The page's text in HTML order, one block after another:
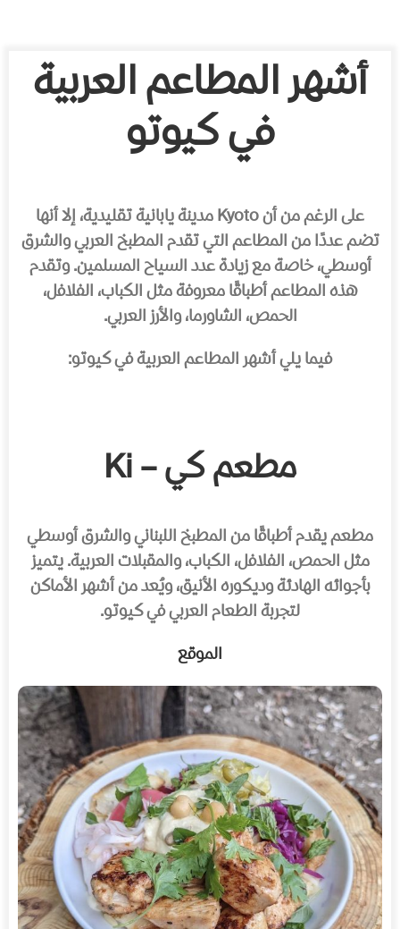
أشهر المطاعم العربية
في كيوتو
على الرغم من أن Kyoto مدينة يابانية تقليدية، إلا أنها
تضم عددًا من المطاعم التي تقدم المطبخ العربي والشرق
أوسطي، خاصة مع زيادة عدد السياح المسلمين. وتقدم
هذه المطاعم أطباقًا معروفة مثل الكباب، الفلافل،
الحمص، الشاورما، والأرز العربي.
فيما يلي أشهر المطاعم العربية في كيوتو:
مطعم كي – Ki
مطعم يقدم أطباقًا من المطبخ اللبناني والشرق أوسطي
مثل الحمص، الفلافل، الكباب، والمقبلات العربية. يتميز
بأجوائه الهادئة وديكوره الأنيق، ويُعد من أشهر الأماكن
لتجربة الطعام العربي في كيوتو.
الموقع